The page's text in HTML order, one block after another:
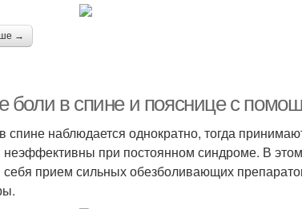
→
боли в спине и пояснице с
спине наблюдается однократно, тогда
при постоянном синдроме. В
себя прием сильных обезболивающих